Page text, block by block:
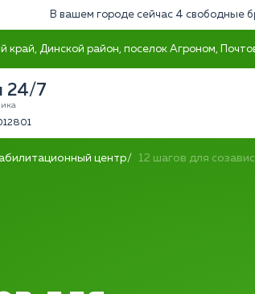
В вашем городе сейчас 4 свободные
край, Динской район, поселок Агроном,
24/7
центр 12 шагов для